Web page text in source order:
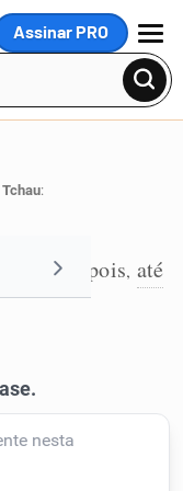
Assinar PRO
MENU
Tchau:
até depois, até